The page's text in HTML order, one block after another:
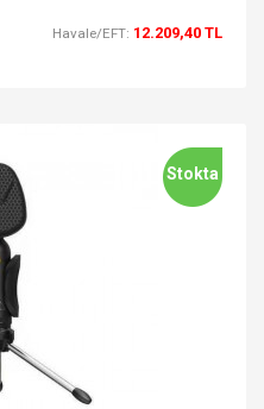
Havale/EFT: 12.209,40 TL
Stokta